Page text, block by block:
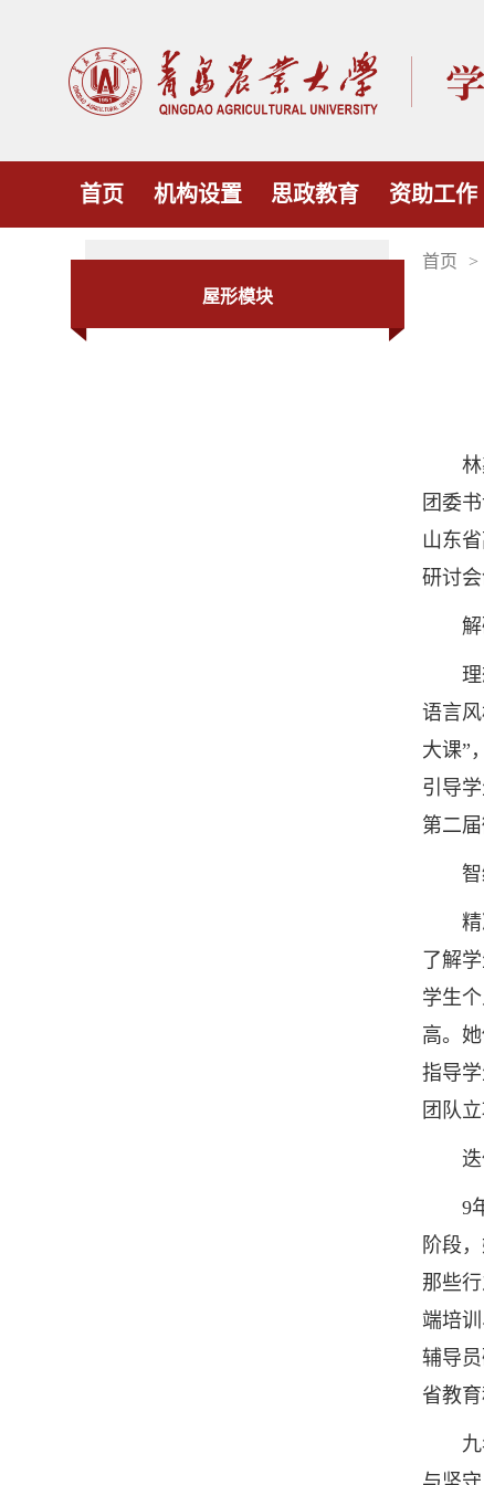
首页 机构设置 思政教育 资助工作
屋形模块
首页 >
林鑫
团委
山东
研讨
解码
理想
语言
大课”
引导
第二
智绘
精准
了解
学生
高。
指导
团队
迭代
9年
阶段
那些
端培
辅导
省教育
九年